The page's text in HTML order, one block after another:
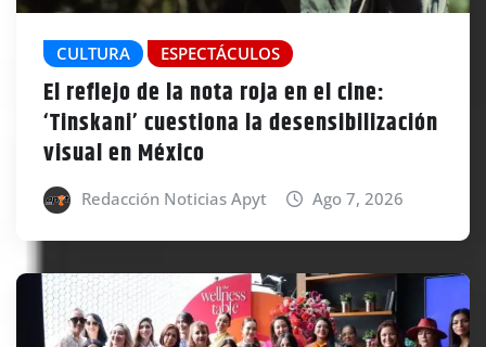
CULTURA ESPECTÁCULOS
El reflejo de la nota roja en el cine:
‘Tinskani’ cuestiona la desensibilización
visual en México
Redacción Noticias Apyt Ago 7, 2026